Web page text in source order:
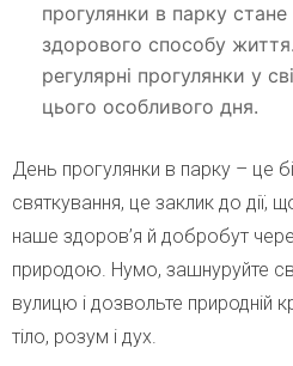
прогулянки в парку
здорового способу
регулярні прогулянки у
цього особливого дня.
День прогулянки в парку – це
святкування, це заклик до дії,
наше здоров’я й добробут
природою. Нумо, зашнуруйте
вулицю і дозвольте природній
тіло, розум і дух.